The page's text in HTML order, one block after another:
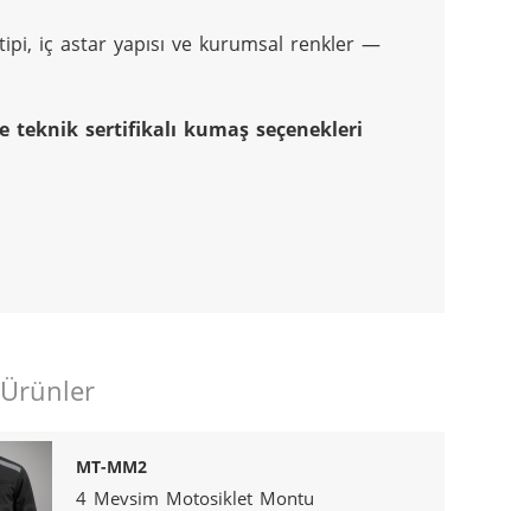
iç astar yapısı ve kurumsal renkler —
teknik sertifikalı kumaş seçenekleri
MT-MM2
4 Mevsim Motosiklet Montu